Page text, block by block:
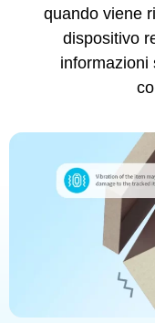
quando viene
dispositivo
informazioni